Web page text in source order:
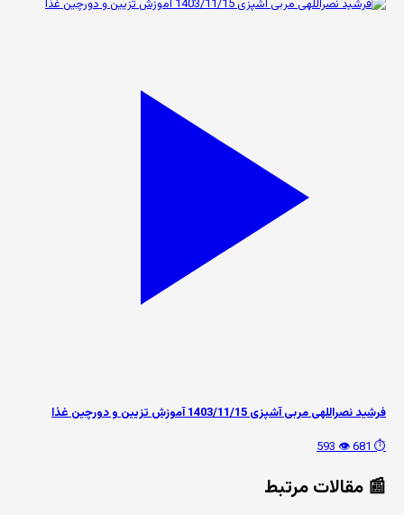
فرشید نصراللهی مربی آشپزی 1403/11/15 آموزش تزیین و دورچین غذا
⏱️ 681
👁️ 593
📰 مقالات مرتبط